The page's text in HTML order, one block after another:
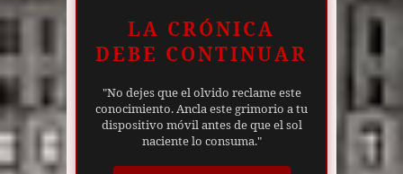
LA CRÓNICA
DEBE CONTINUAR
"No dejes que el olvido reclame este
conocimiento. Ancla este grimorio a tu
dispositivo móvil antes de que el sol
naciente lo consuma."